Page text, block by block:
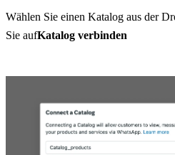
Wählen Sie einen Katalog aus der
Sie aufKatalog verbinden